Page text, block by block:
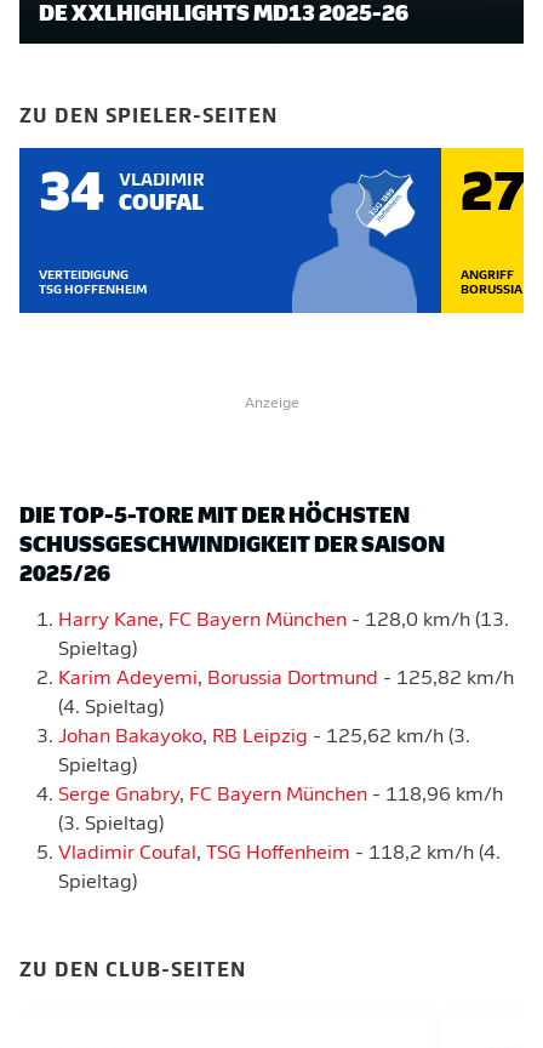
DE XXLHIGHLIGHTS MD13 2025-26
ZU DEN SPIELER-SEITEN
34 VLADIMIR
COUFAL
VERTEIDIGUNG
TSG HOFFENHEIM
27
ANGRIFF
BORUSSIA
Anzeige
DIE TOP-5-TORE MIT DER HÖCHSTEN
SCHUSSGESCHWINDIGKEIT DER SAISON
2025/26
Harry Kane, FC Bayern München - 128,0 km/h (13.
Spieltag)
Karim Adeyemi, Borussia Dortmund - 125,82 km/h
(4. Spieltag)
Johan Bakayoko, RB Leipzig - 125,62 km/h (3.
Spieltag)
Serge Gnabry, FC Bayern München - 118,96 km/h
(3. Spieltag)
Vladimir Coufal , TSG Hoffenheim - 118,2 km/h (4.
Spieltag)
ZU DEN CLUB-SEITEN